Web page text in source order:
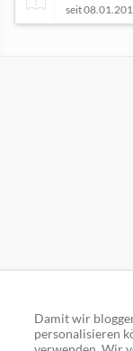
seit
Damit wir
personalisieren